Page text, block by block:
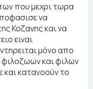
που μεχρι τωρα
να
Κοζανης και να
ειναι
μόνο απο
φιλοζωων και φιλων
και κατανοούν το